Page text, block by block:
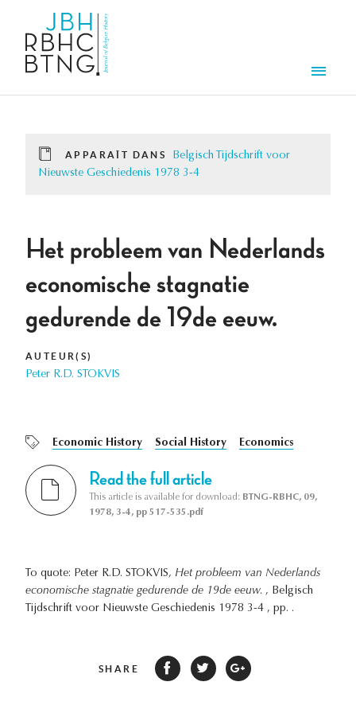
APPARAÎT DANS
Belgisch Tijdschrift voor
Nieuwste Geschiedenis 1978 3-4
Het probleem van Nederlands
economische stagnatie
gedurende de 19de eeuw.
AUTEUR(S)
Peter R.D. STOKVIS
Economic History Social History Economics
Read the full article
This article is available for download: BTNG-RBHC, 09,
1978, 3-4, pp 517-535.pdf
To quote: Peter R.D. STOKVIS, Het probleem van Nederlands
economische stagnatie gedurende de 19de eeuw. , Belgisch
Tijdschrift voor Nieuwste Geschiedenis 1978 3-4 , pp. .
SHARE